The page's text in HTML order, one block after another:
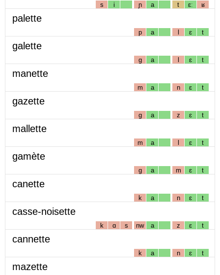
s i ɲ a t ɛː ʁ
palette
p a l ɛ t
galette
g a l ɛ t
manette
m a n ɛ t
gazette
g a z ɛ t
mallette
m a l ɛ t
gamète
g a m ɛ t
canette
k a n ɛ t
casse-noisette
k ɑ s nw a z ɛ t
cannette
k a n ɛ t
mazette